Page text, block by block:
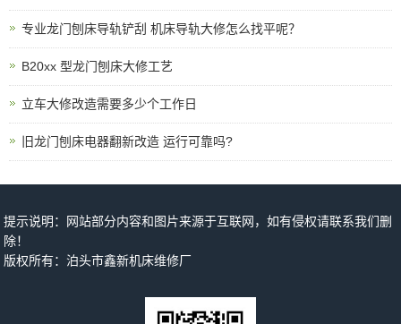
专业龙门刨床导轨铲刮 机床导轨大修怎么找平呢？
B20xx 型龙门刨床大修工艺
立车大修改造需要多少个工作日
旧龙门刨床电器翻新改造 运行可靠吗?
提示说明：网站部分内容和图片来源于互联网，如有侵权请联系我们删
除！
版权所有：泊头市鑫新机床维修厂